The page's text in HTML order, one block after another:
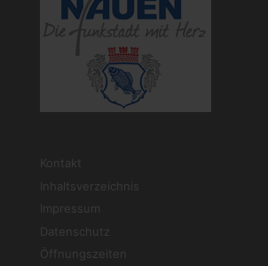
Kontakt
Inhaltsverzeichnis
Impressum
Datenschutz
Öffnungszeiten